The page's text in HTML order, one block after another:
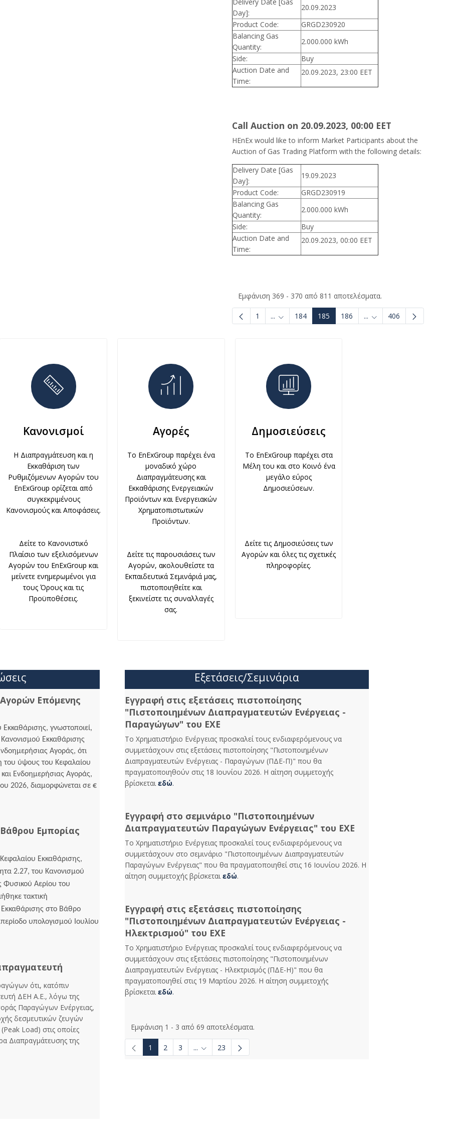
Day]:
20.09.2023
Product Code:
GRGD230920
Balancing Gas
Quantity:
2.000.000 kWh
Side:
Buy
Auction Date and
Time:
20.09.2023, 23:00 EET
Call Auction on 20.09.2023, 00:00 ΕΕΤ
HEnEx would like to inform Market Participants about the
Auction of Gas Trading Platform with the following details:
Delivery Date [Gas
Day]:
19.09.2023
Product Code:
GRGD230919
Balancing Gas
Quantity:
2.000.000 kWh
Side:
Buy
Auction Date and
Time:
20.09.2023, 00:00 EET
Εμφάνιση 369 - 370 από 811 αποτελέσματα.
1 ... Ενδιάμεσες σελίδες Use TAB to navigate.
184 185 186 ... Ενδιάμεσες σελίδες
406
Κανονισμοί
Η Διαπραγμάτευση και η
Εκκαθάριση των
Ρυθμιζόμενων Αγορών του
EnExGroup ορίζεται από
συγκεκριμένους
Κανονισμούς και Αποφάσεις.
Δείτε το Κανονιστικό
Πλαίσιο των εξελισόμενων
Αγορών του EnExGroup και
μείνετε ενημερωμένοι για
τους Όρους και τις
Προϋποθέσεις.
Αγορές
Το EnExGroup παρέχει ένα
μοναδικό χώρο
Διαπραγμάτευσης και
Εκκαθάρισης Ενεργειακών
Προϊόντων και Ενεργειακών
Χρηματοπιστωτικών
Προϊόντων.
Δείτε τις παρουσιάσεις των
Αγορών, ακολουθείστε τα
Εκπαιδευτικά Σεμινάριά μας,
πιστοποιηθείτε και
ξεκινείστε τις συναλλαγές
σας.
Δημοσιεύσεις
To EnExGroup παρέχει στα
Μέλη του και στο Κοινό ένα
μεγάλο εύρος
Δημοσιεύσεων.
Δείτε τις Δημοσιεύσεις των
Αγορών και όλες τις σχετικές
πληροφορίες.
Επόμενης
γνωστοποιεί,
Εκκαθάρισης
Αγοράς, ότι
του ύψους του Κεφαλαίου
Ενδοημερήσιας Αγοράς,
2026, διαμορφώνεται σε €
Εμπορίας
Εκκαθάρισης,
2.27, του Κανονισμού
Αερίου του
τακτική
στο Βάθρο
υπολογισμού Ιουλίου
ότι, κατόπιν
ΔΕΗ Α.Ε., λόγω της
Παραγώγων Ενέργειας,
δεσμευτικών ζευγών
Load) στις οποίες
Διαπραγμάτευσης της
Εξετάσεις/Σεμινάρια
Εγγραφή στις εξετάσεις πιστοποίησης
"Πιστοποιημένων Διαπραγματευτών Ενέργειας -
Παραγώγων" του ΕΧΕ
Το Χρηματιστήριο Ενέργειας προσκαλεί τους ενδιαφερόμενους να
συμμετάσχουν στις εξετάσεις πιστοποίησης "Πιστοποιημένων
Διαπραγματευτών Ενέργειας - Παραγώγων (ΠΔΕ-Π)" που θα
πραγματοποιηθούν στις 18 Ιουνίου 2026. Η αίτηση συμμετοχής
βρίσκεταιεδώ.
Εγγραφή στο σεμινάριο "Πιστοποιημένων
Διαπραγματευτών Παραγώγων Ενέργειας" του ΕΧΕ
Το Χρηματιστήριο Ενέργειας προσκαλεί τους ενδιαφερόμενους να
συμμετάσχουν στο σεμινάριο "Πιστοποιημένων Διαπραγματευτών
Παραγώγων Ενέργειας" που θα πραγματοποιηθεί στις 16 Iουνίου 2026. Η
αίτηση συμμετοχής βρίσκεταιεδώ.
Εγγραφή στις εξετάσεις πιστοποίησης
"Πιστοποιημένων Διαπραγματευτών Ενέργειας -
Ηλεκτρισμού" του ΕΧΕ
Το Χρηματιστήριο Ενέργειας προσκαλεί τους ενδιαφερόμενους να
συμμετάσχουν στις εξετάσεις πιστοποίησης "Πιστοποιημένων
Διαπραγματευτών Ενέργειας - Ηλεκτρισμός (ΠΔΕ-Η)" που θα
πραγματοποιηθεί στις 19 Μαρτίου 2026. Η αίτηση συμμετοχής
βρίσκεταιεδώ.
Εμφάνιση 1 - 3 από 69 αποτελέσματα.
1 2 3 ... Ενδιάμεσες σελίδες Use TAB to navigate.
23